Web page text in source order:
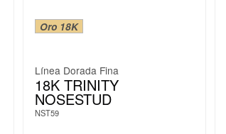
Oro 18K
Línea Dorada Fina
18K TRINITY
NOSESTUD
NST59